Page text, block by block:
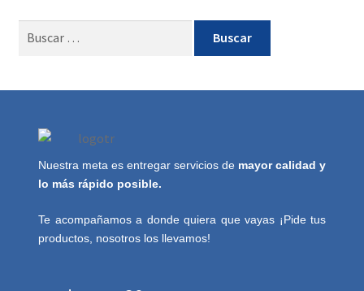
Nuestra meta es entregar servicios de mayor calidad y
lo más rápido posible.
Te acompañamos a donde quiera que vayas ¡Pide tus
productos, nosotros los llevamos!